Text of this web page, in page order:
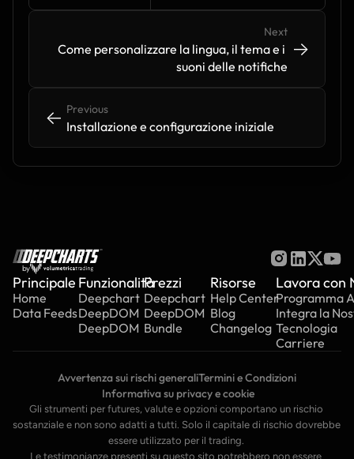
<- <-
Previous
Installazione e configurazione iniziale
Next
Come personalizzare la lingua, il tema e i
suoni delle notifiche
-> ->
by
Principale
Home
Data Feeds
Funzionalità
Deepchart
DeepDOM
DeepDOM
Prezzi
Deepchart
DeepDOM
Bundle
Risorse
Help Center
Blog
Changelog
Lavora con
Programma
Integra la
Tecnologia
Carriere
Avvertenza sui rischi generaliTermini e Condizioni
Informativa su privacy e cookie
Gli strumenti per futures, valute e opzioni comportano un rischio
sostanziale e non sono adatti a tutti. Solo il capitale di rischio dovrebbe
essere utilizzato per il trading.
Le testimonianze presenti su questo sito potrebbero non essere